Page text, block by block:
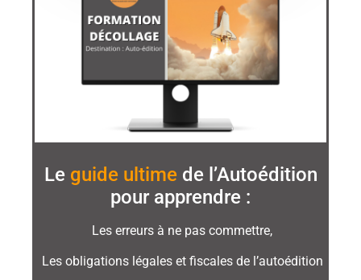
Le guide ultime de l’Autoédition
pour apprendre :
Les erreurs à ne pas commettre,
Les obligations légales et fiscales de l’autoédition